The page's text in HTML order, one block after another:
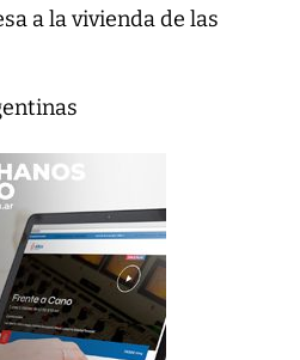
a la vivienda de las